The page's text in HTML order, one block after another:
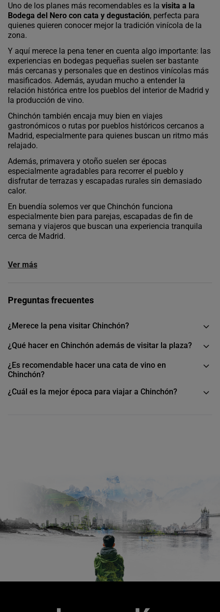
Uno de los planes más recomendables es la visita a la
Bodega del Nero con cata y degustación, perfecta para
quienes quieren conocer mejor la tradición vinícola de la
zona.
Y aquí merece la pena tener en cuenta algo importante: las
experiencias en bodegas pequeñas suelen ser bastante
más cercanas y personales que en destinos vinícolas más
masificados. Además, ayudan mucho a entender la
relación histórica entre los pueblos del interior de Madrid y
la producción de vino.
Chinchón también encaja muy bien en viajes
gastronómicos o rutas por pueblos históricos cercanos a
Madrid, especialmente para quienes buscan un ritmo más
relajado.
Además, primavera y otoño suelen ser épocas
especialmente agradables para recorrer el pueblo y
disfrutar de terrazas y escapadas rurales sin demasiado
calor.
En buendía solemos ver que Chinchón funciona
especialmente bien para parejas, escapadas de fin de
semana y viajeros que buscan una experiencia tranquila
cerca de Madrid.
Ver más
Preguntas frecuentes
¿Merece la pena visitar Chinchón?
¿Qué hacer en Chinchón además de visitar la plaza?
¿Es recomendable hacer una cata de vino en
Chinchón?
¿Cuál es la mejor época para viajar a Chinchón?